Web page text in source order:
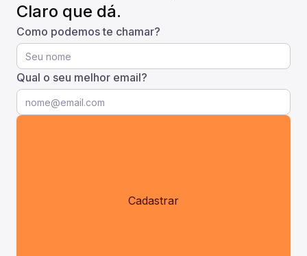
Claro que dá.
Como podemos te chamar?
Qual o seu melhor email?